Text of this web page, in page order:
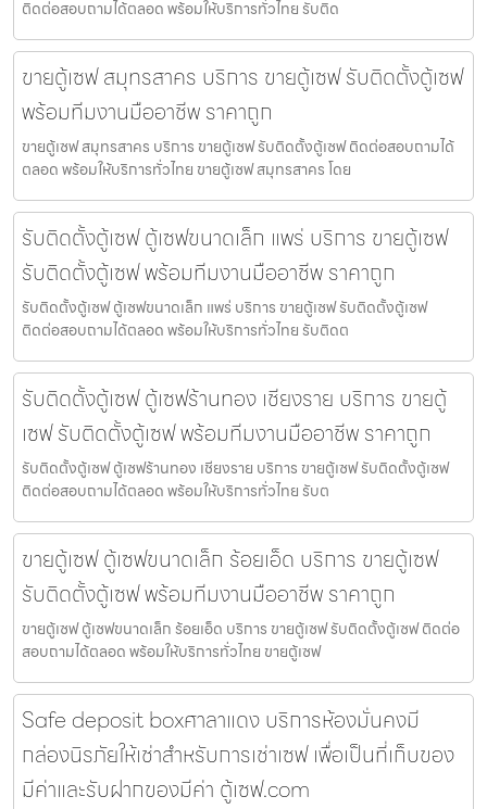
ติดต่อสอบถามได้ตลอด พร้อมให้บริการทั่วไทย รับติด
ขายตู้เซฟ สมุทรสาคร บริการ ขายตู้เซฟ รับติดตั้งตู้เซฟ
พร้อมทีมงานมืออาชีพ ราคาถูก
ขายตู้เซฟ สมุทรสาคร บริการ ขายตู้เซฟ รับติดตั้งตู้เซฟ ติดต่อสอบถามได้
ตลอด พร้อมให้บริการทั่วไทย ขายตู้เซฟ สมุทรสาคร โดย
รับติดตั้งตู้เซฟ ตู้เซฟขนาดเล็ก แพร่ บริการ ขายตู้เซฟ
รับติดตั้งตู้เซฟ พร้อมทีมงานมืออาชีพ ราคาถูก
รับติดตั้งตู้เซฟ ตู้เซฟขนาดเล็ก แพร่ บริการ ขายตู้เซฟ รับติดตั้งตู้เซฟ
ติดต่อสอบถามได้ตลอด พร้อมให้บริการทั่วไทย รับติดต
รับติดตั้งตู้เซฟ ตู้เซฟร้านทอง เชียงราย บริการ ขายตู้
เซฟ รับติดตั้งตู้เซฟ พร้อมทีมงานมืออาชีพ ราคาถูก
รับติดตั้งตู้เซฟ ตู้เซฟร้านทอง เชียงราย บริการ ขายตู้เซฟ รับติดตั้งตู้เซฟ
ติดต่อสอบถามได้ตลอด พร้อมให้บริการทั่วไทย รับต
ขายตู้เซฟ ตู้เซฟขนาดเล็ก ร้อยเอ็ด บริการ ขายตู้เซฟ
รับติดตั้งตู้เซฟ พร้อมทีมงานมืออาชีพ ราคาถูก
ขายตู้เซฟ ตู้เซฟขนาดเล็ก ร้อยเอ็ด บริการ ขายตู้เซฟ รับติดตั้งตู้เซฟ ติดต่อ
สอบถามได้ตลอด พร้อมให้บริการทั่วไทย ขายตู้เซฟ
Safe deposit boxศาลาแดง บริการห้องมั่นคงมี
กล่องนิรภัยให้เช่าสำหรับการเช่าเซฟ เพื่อเป็นที่เก็บของ
มีค่าและรับฝากของมีค่า ตู้เซฟ.com